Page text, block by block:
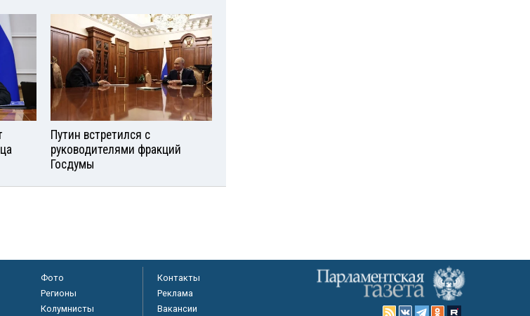
Путин встретился с
руководителями фракций
Госдумы
Фото
Регионы
Колумнисты
Контакты
Реклама
Вакансии